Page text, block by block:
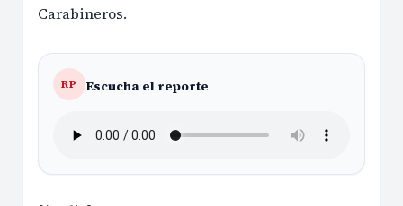
Carabineros.
RP Escucha el reporte